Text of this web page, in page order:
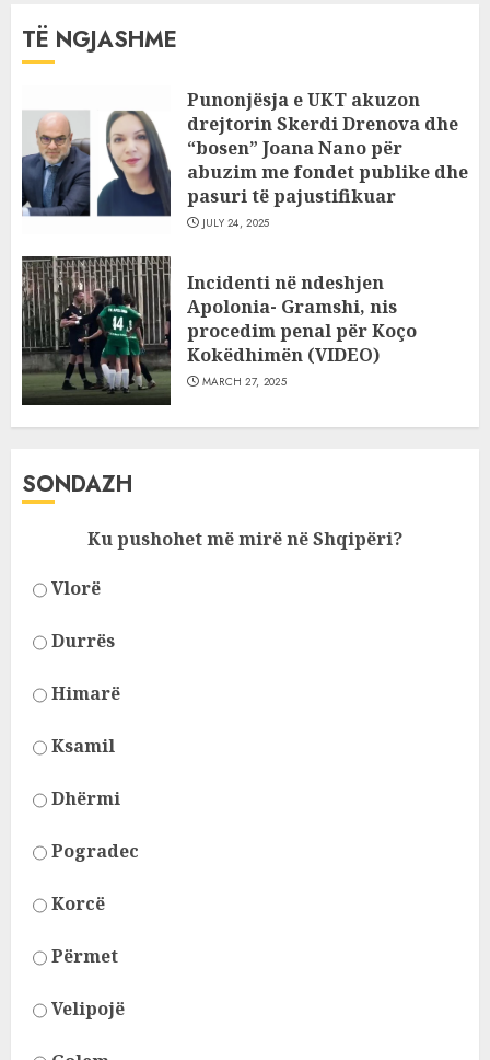
TË NGJASHME
Punonjësja e UKT akuzon
drejtorin Skerdi Drenova dhe
“bosen” Joana Nano për
abuzim me fondet publike dhe
pasuri të pajustifikuar
JULY 24, 2025
Incidenti në ndeshjen
Apolonia- Gramshi, nis
procedim penal për Koço
Kokëdhimën (VIDEO)
MARCH 27, 2025
SONDAZH
Ku pushohet më mirë në Shqipëri?
Vlorë
Durrës
Himarë
Ksamil
Dhërmi
Pogradec
Korcë
Përmet
Velipojë